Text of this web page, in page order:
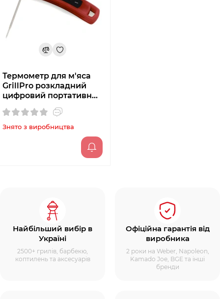
Термометр для м'яса
GrillPro розкладний
цифровий портативний
Знято з виробництва
Найбільший вибір в
Україні
2500+ грилів, барбекю,
коптилень та аксесуарів
Офіційна гарантія від
виробника
2 роки на Weber, Napoleon,
Kamado Joe, BGE та інші
бренди